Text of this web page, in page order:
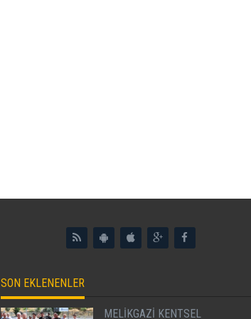
SON EKLENENLER
MELİKGAZİ KENTSEL